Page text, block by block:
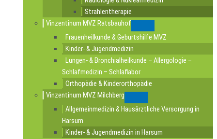
Strahlentherapie
Vinzentinum MVZ Ratsbauhof
Frauenheilkunde & Geburtshilfe MVZ
Kinder- & Jugendmedizin
Lungen- & Bronchialheilkunde – Allergologie –
Schlafmedizin – Schlaflabor
Orthopädie & Kinderorthopädie
Vinzentinum MVZ Milchberg
Allgemeinmedizin & Hausärztliche Versorgung in
Harsum
Kinder- & Jugendmedizin in Harsum